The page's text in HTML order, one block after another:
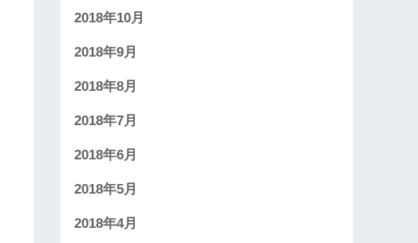
2018年10月
2018年9月
2018年8月
2018年7月
2018年6月
2018年5月
2018年4月